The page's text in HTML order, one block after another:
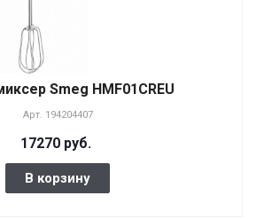
Smeg HMF01CREU
Арт. 194204407
17270 руб.
В корзину